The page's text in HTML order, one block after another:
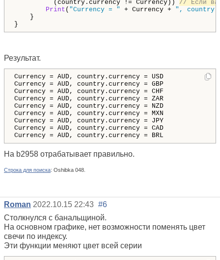
(country.currency != Currency)) // Если
Print ( "Currency = " + Currency + ",
}
}
Результат.
Currency = AUD, country.currency = USD
Currency = AUD, country.currency = GBP
Currency = AUD, country.currency = CHF
Currency = AUD, country.currency = ZAR
Currency = AUD, country.currency = NZD
Currency = AUD, country.currency = MXN
Currency = AUD, country.currency = JPY
Currency = AUD, country.currency = CAD
Currency = AUD, country.currency = BRL
На b2958 отрабатывает правильно.
Строка для поиска: Oshibka 048.
Roman 2022.10.15 22:43 #6
Столкнулся с банальщиной.
На основном графике, нет возможности поменять цвет
свечи по индексу.
Эти функции меняют цвет всей серии